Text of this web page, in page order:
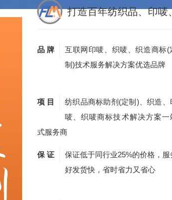
打造百年纺织品、印
品 牌
互联网印唛、织唛、织造商标(
制)技术服务解决方案优选品牌
项 目
纺织品商标助剂(定制)、织造、
唛、织唛商标技术解决方案一
式服务商
保 证
保证低于同行业25%的价格，服
好发货快，省时省力又省心